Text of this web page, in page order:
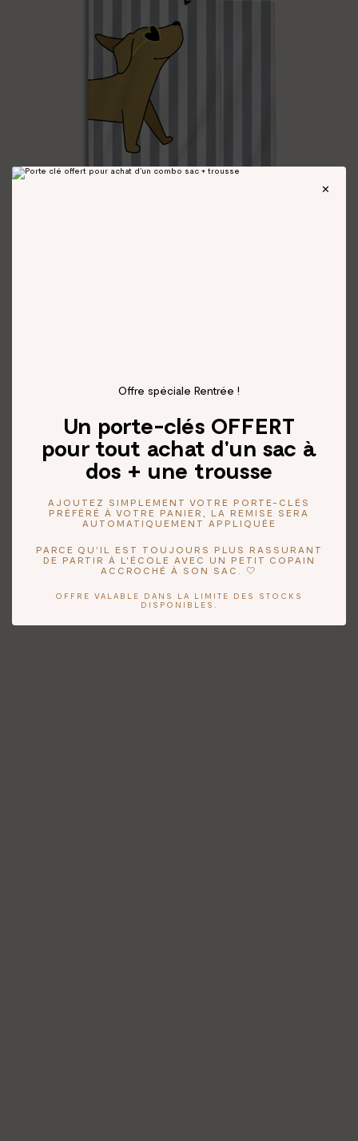
Offre spéciale Rentrée !
Un porte-clés OFFERT
pour tout achat d'un sac à
dos + une trousse
AJOUTEZ SIMPLEMENT VOTRE PORTE-CLÉS
PRÉFÉRÉ À VOTRE PANIER, LA REMISE SERA
AUTOMATIQUEMENT APPLIQUÉE
PARCE QU'IL EST TOUJOURS PLUS RASSURANT
DE PARTIR À L'ÉCOLE AVEC UN PETIT COPAIN
ACCROCHÉ À SON SAC. 🤍
OFFRE VALABLE DANS LA LIMITE DES STOCKS
DISPONIBLES.